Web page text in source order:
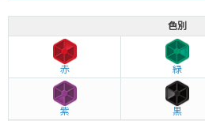
色別
赤 緑
紫 黒